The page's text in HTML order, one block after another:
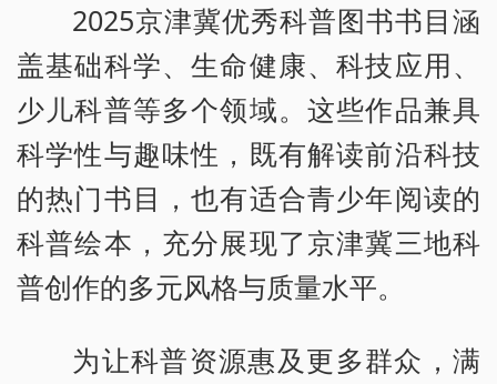
2025京津冀优秀科普图书书目涵
盖基础科学、生命健康、科技应用、
少儿科普等多个领域。这些作品兼具
科学性与趣味性，既有解读前沿科技
的热门书目，也有适合青少年阅读的
科普绘本，充分展现了京津冀三地科
普创作的多元风格与质量水平。
为让科普资源惠及更多群众，满